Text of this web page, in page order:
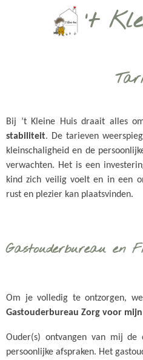
't
Bij ’t Kleine Huis draait alles
stabiliteit. De tarieven
kleinschaligheid en de
verwachten. Het is een
kind zich veilig voelt en in een
rust en plezier kan plaatsvinden.
Gastouderbureau en
Om je volledig te ontzorgen,
Gastouderbureau Zorg voor
Ouder(s) ontvangen van mij de
persoonlijke afspraken. Het